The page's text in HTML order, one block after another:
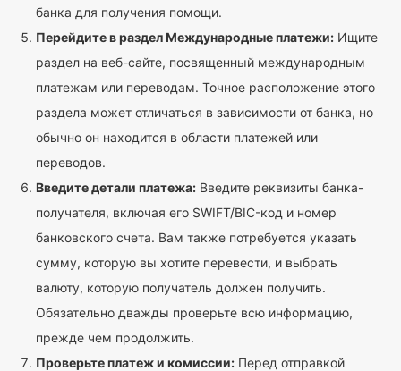
банка для получения помощи.
Перейдите в раздел Международные платежи: Ищите
раздел на веб-сайте, посвященный международным
платежам или переводам. Точное расположение этого
раздела может отличаться в зависимости от банка, но
обычно он находится в области платежей или
переводов.
Введите детали платежа: Введите реквизиты банка-
получателя, включая его SWIFT/BIC-код и номер
банковского счета. Вам также потребуется указать
сумму, которую вы хотите перевести, и выбрать
валюту, которую получатель должен получить.
Обязательно дважды проверьте всю информацию,
прежде чем продолжить.
Проверьте платеж и комиссии: Перед отправкой